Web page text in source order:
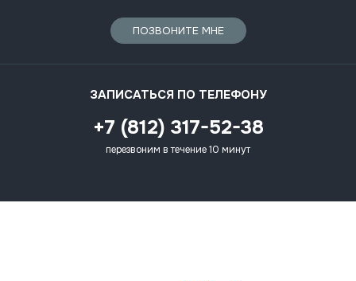
ПОЗВОНИТЕ МНЕ
ЗАПИСАТЬСЯ ПО ТЕЛЕФОНУ
+7 (812) 317-52-38
перезвоним в течение 10 минут